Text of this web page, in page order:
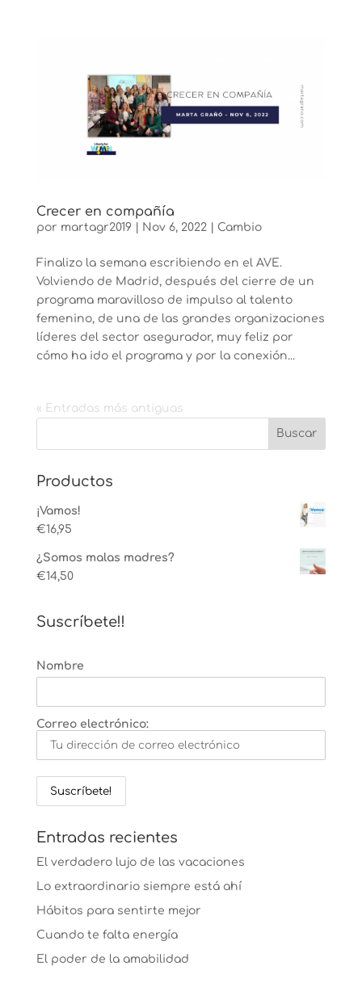
Crecer en compañía
por martagr2019| Nov 6, 2022| Cambio
Finalizo la semana escribiendo en el AVE.
Volviendo de Madrid, después del cierre de un
programa maravilloso de impulso al talento
femenino, de una de las grandes organizaciones
líderes del sector asegurador, muy feliz por
cómo ha ido el programa y por la conexión...
« Entradas más antiguas
Productos
¡Vamos!
€16,95
¿Somos malas madres?
€14,50
Suscríbete!!
Nombre
Correo electrónico:
Entradas recientes
El verdadero lujo de las vacaciones
Lo extraordinario siempre está ahí
Hábitos para sentirte mejor
Cuando te falta energía
El poder de la amabilidad